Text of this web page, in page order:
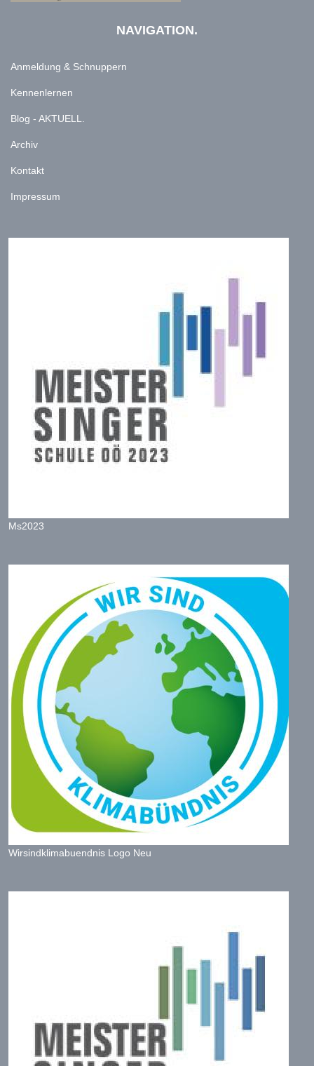
NAVIGATION.
Anmeldung & Schnuppern
Kennenlernen
Blog - AKTUELL.
Archiv
Kontakt
Impressum
Ms2023
Wirsindklimabuendnis Logo Neu